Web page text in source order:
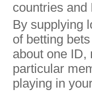
countries and
By supplying
of betting
about one ID,
particular
playing in